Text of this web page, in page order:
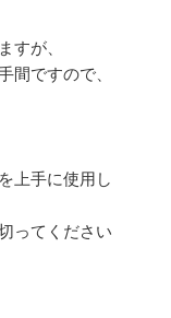
すが、
間ですので、
上手に使用し
ってください